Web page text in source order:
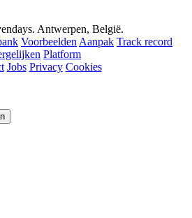
Antwerpen, België.
Voorbeelden Aanpak Track record
Platform
Jobs Privacy Cookies